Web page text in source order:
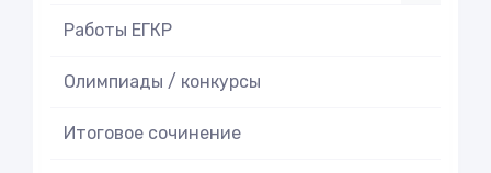
Работы ЕГКР
Олимпиады / конкурсы
Итоговое cочинение